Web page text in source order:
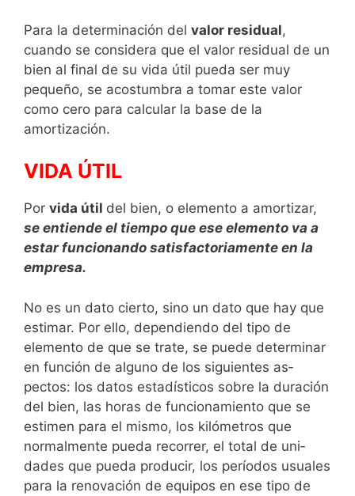
Para la determinación del valor residual,
cuando se consi­dera que el valor residual de un
bien al final de su vida útil pueda ser muy
pequeño, se acostumbra a tomar este valor
como cero para calcular la base de la
amortización.
VIDA ÚTIL
Por vida útil del bien, o elemento a amortizar,
se entiende el tiempo que ese elemento va a
estar funcionando satisfactoriamente en la
empresa.
No es un dato cierto, sino un dato que hay que
estimar. Por ello, dependiendo del tipo de
elemento de que se trate, se puede determinar
en función de alguno de los siguientes as­
pectos: los datos estadísticos sobre la duración
del bien, las horas de funcionamiento que se
estimen para el mismo, los ki­lómetros que
normalmente pueda recorrer, el total de uni­
dades que pueda producir, los períodos usuales
para la re­novación de equipos en ese tipo de